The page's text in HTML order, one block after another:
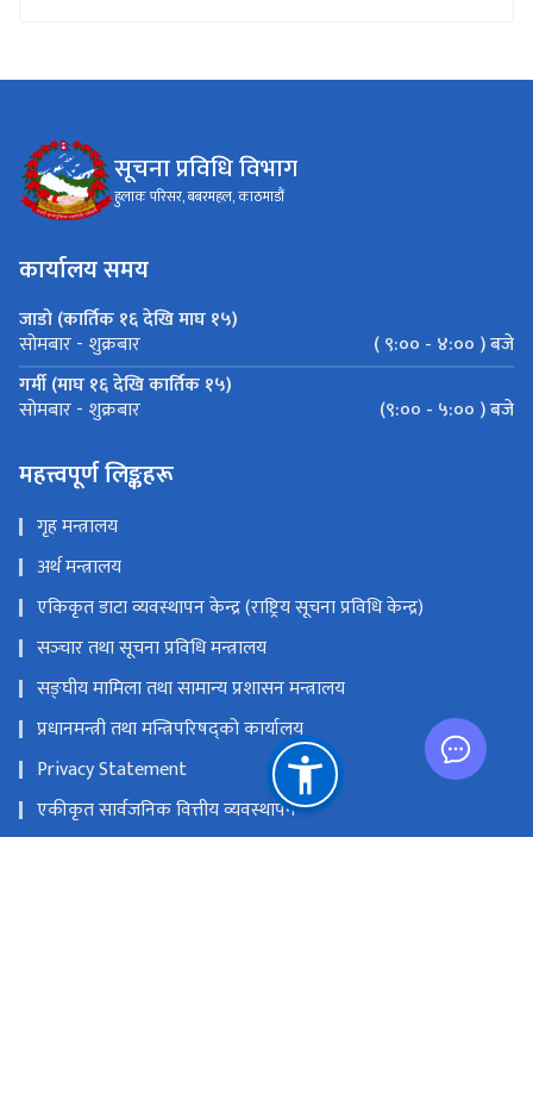
सूचना प्रविधि विभाग
हुलाक परिसर, बबरमहल, काठमाडौं
कार्यालय समय
जाडो (कार्तिक १६ देखि माघ १५)
सोमबार - शुक्रबार
( ९:०० - ४:०० ) बजे
गर्मी (माघ १६ देखि कार्तिक १५)
सोमबार - शुक्रबार (९:०० - ५:०० ) बजे
महत्त्वपूर्ण लिङ्कहरू
गृह मन्त्रालय
अर्थ मन्त्रालय
एकिकृत डाटा व्यवस्थापन केन्द्र (राष्ट्रिय सूचना प्रविधि केन्द्र)
सञ्‍चार तथा सूचना प्रविधि मन्त्रालय
सङ्‍घीय मामिला तथा सामान्य प्रशासन मन्त्रालय
प्रधानमन्त्री तथा मन्त्रिपरिषद्को कार्यालय
Privacy Statement
एकीकृत सार्वजनिक वित्तीय व्यवस्थापन